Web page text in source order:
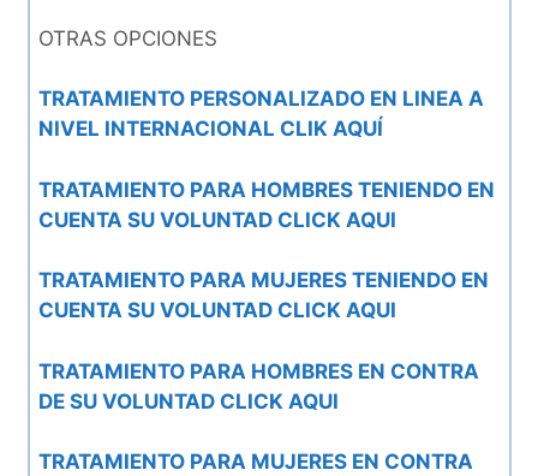
OTRAS OPCIONES
TRATAMIENTO PERSONALIZADO EN LINEA A
NIVEL INTERNACIONAL CLIK AQUÍ
TRATAMIENTO PARA HOMBRES TENIENDO EN
CUENTA SU VOLUNTAD CLICK AQUI
TRATAMIENTO PARA MUJERES TENIENDO EN
CUENTA SU VOLUNTAD CLICK AQUI
TRATAMIENTO PARA HOMBRES EN CONTRA
DE SU VOLUNTAD CLICK AQUI
TRATAMIENTO PARA MUJERES EN CONTRA